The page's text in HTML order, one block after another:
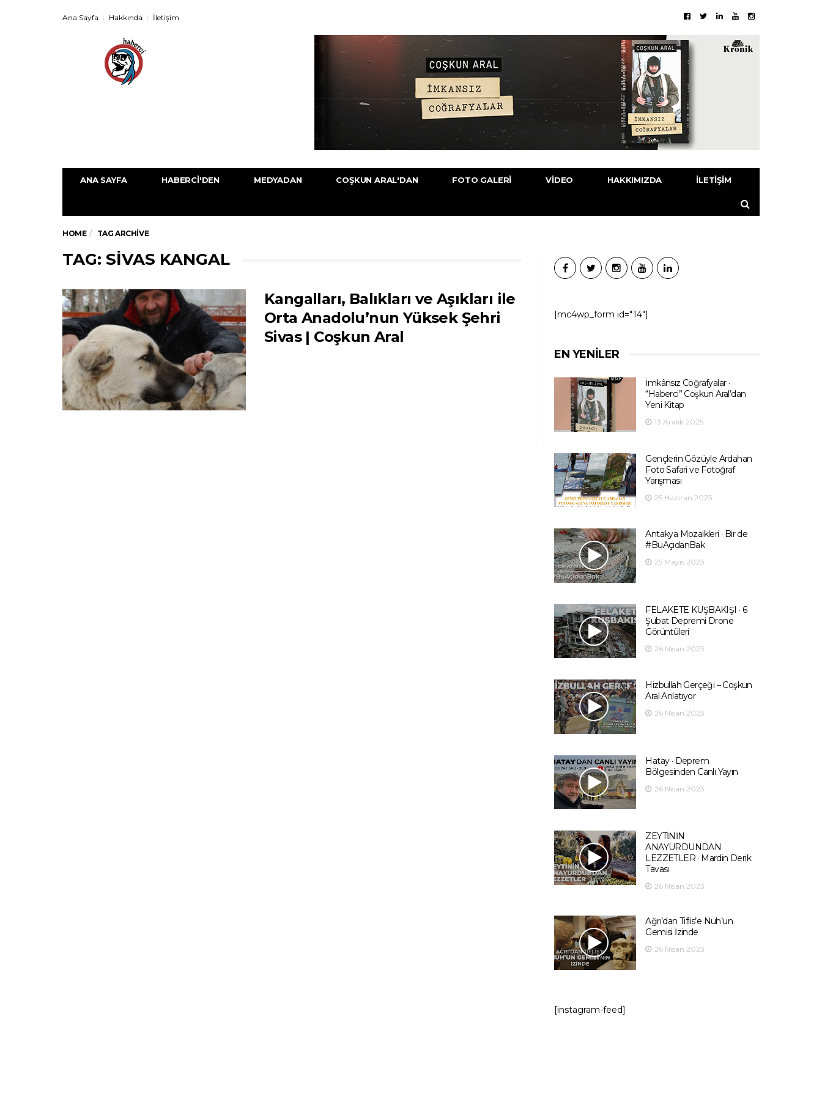
Ana Sayfa Hakkında İletişim
ANA SAYFA HABERCI'DEN MEDYADAN COŞKUN ARAL'DAN FOTO GALERI VIDEO HAKKIMIZDA İLETIŞIM
HOME TAG ARCHIVE
TAG: SIVAS KANGAL
Kangalları, Balıkları ve Aşıkları ile
Orta Anadolu’nun Yüksek Şehri
Sivas | Coşkun Aral
[mc4wp_form id="14"]
EN YENILER
İmkânsız Coğrafyalar ·
“Haberci” Coşkun Aral’dan
Yeni Kitap
13 Aralık 2025
Gençlerin Gözüyle Ardahan
Foto Safari ve Fotoğraf
Yarışması
25 Haziran 2023
Antakya Mozaikleri · Bir de
#BuAçıdanBak
25 Mayıs 2023
FELAKETE KUŞBAKIŞI · 6
Şubat Depremi Drone
Görüntüleri
26 Nisan 2023
Hizbullah Gerçeği – Coşkun
Aral Anlatıyor
26 Nisan 2023
Hatay · Deprem
Bölgesinden Canlı Yayın
26 Nisan 2023
ZEYTİNİN
ANAYURDUNDAN
LEZZETLER · Mardin Derik
Tavası
26 Nisan 2023
Ağrı’dan Tiflis’e Nuh’un
Gemisi İzinde
26 Nisan 2023
[instagram-feed]